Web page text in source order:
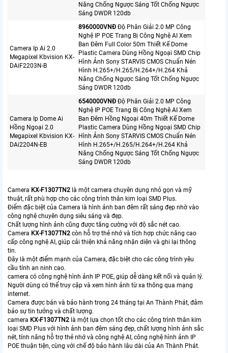
Năng Chống Ngược Sáng Tốt Chống Ngược
Sáng DWDR 120db
Camera Ip Ai 2.0
Megapixel Kbvision KX-
DAiF2203N-B
8960000VNÐ Độ Phân Giải 2.0 MP Công
Nghệ IP POE Trang Bị Công Nghệ AI Xem
Ban Đêm Full Color 50m Thiết Kế Dome
Plastic Camera Dùng Hồng Ngoại SMD Chip
Hình Ảnh Sony STARVIS CMOS Chuẩn Nén
Hình H.265+/H.265/H.264+/H.264 Khả
Năng Chống Ngược Sáng Tốt Chống Ngược
Sáng DWDR 120db
Camera Ip Dome Ai
Hồng Ngoại 2.0
Megapixel Kbvision KX-
DAi2204N-EB
6540000VNÐ Độ Phân Giải 2.0 MP Công
Nghệ IP POE Trang Bị Công Nghệ AI Xem
Ban Đêm Hồng Ngoại 40m Thiết Kế Dome
Plastic Camera Dùng Hồng Ngoại SMD Chip
Hình Ảnh Sony STARVIS CMOS Chuẩn Nén
Hình H.265+/H.265/H.264+/H.264 Khả
Năng Chống Ngược Sáng Tốt Chống Ngược
Sáng DWDR 120db
Camera KX-F1307TN2 là một camera chuyên dụng nhỏ gọn và mỹ
thuật, rất phù hợp cho các công trình thân kim loại SMD Plus.
Điểm đặc biệt của Camera là hình ảnh ban đêm rất sáng đẹp nhờ vào
công nghệ chuyên dụng siêu sáng và đẹp.
Chất lượng hình ảnh cũng được tăng cường với độ sắc nét cao.
Camera KX-F1307TN2 còn hỗ trợ thẻ nhớ và tích hợp chức năng cao
cấp công nghệ AI, giúp cải thiện khả năng nhận diện và ghi lại thông
tin.
Đây là một điểm mạnh của Camera, đặc biệt cho các công trình yêu
cầu tính an ninh cao.
camera có công nghệ hình ảnh IP POE, giúp dễ dàng kết nối và quản lý.
Người dùng có thể truy cập và xem hình ảnh từ xa thông qua mạng
internet.
Camera được bán và bảo hành trong 24 tháng tại An Thành Phát, đảm
bảo sự tin tưởng và chất lượng.
camera KX-F1307TN2 là một lựa chọn tốt cho các công trình thân kim
loại SMD Plus với hình ảnh ban đêm sáng đẹp, chất lượng hình ảnh sắc
nét, tính năng hỗ trợ thẻ nhớ và công nghệ AI, công nghệ hình ảnh IP
POE thuận tiện, cùng với chế độ bảo hành lâu dài của An Thành Phát.